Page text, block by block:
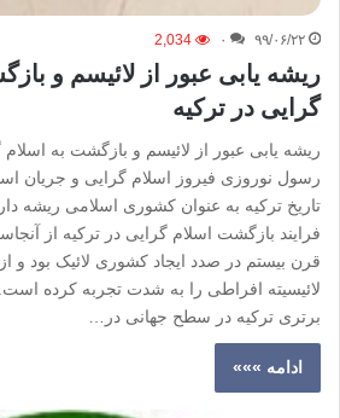
۹۹/۰۶/۲۲ ۰ 2,034
ریشه یابی عبور از لائیسم و
گرایی در ترکیه
ریشه یابی عبور از لائیسم و بازگشت به
رسول نوروزی فیروز اسلام گرایی و جریان
تاریخ ترکیه به عنوان کشوری اسلامی ریشه
فرایند بازگشت اسلام گرایی در ترکیه از
قرن بیستم در صدد ایجاد کشوری لائیک بود و
لائیسیته افراطی را به شدت تجربه کرده است.
برتری ترکیه در سطح جهانی در…
ادامه »»»